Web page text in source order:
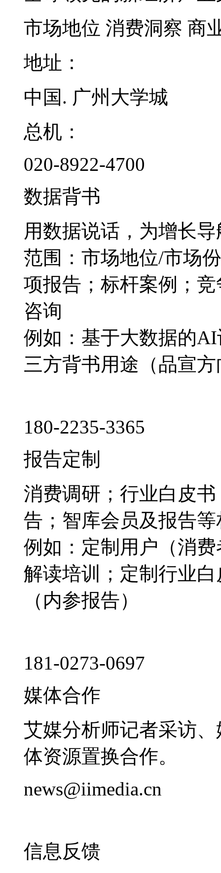
市场地位 消费洞察 商
地址：
中国. 广州大学城
总机：
020-8922-4700
数据背书
用数据说话，为增长导
范围：市场地位/市场
项报告；标杆案例；
咨询
例如：基于大数据的
三方背书用途（品宣
180-2235-3365
报告定制
消费调研；行业白皮
告；智库会员及报告
例如：定制用户（消
解读培训；定制行业
（内参报告）
181-0273-0697
媒体合作
艾媒分析师记者采访
体资源置换合作。
news@iimedia.cn
信息反馈